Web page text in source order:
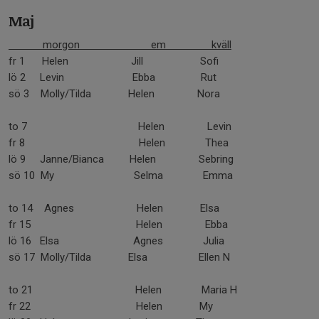
Maj
morgon em kväll
fr 1 Helen Jill Sofi
lö 2 Levin Ebba Rut
sö 3 Molly/Tilda Helen Nora
to 7 Helen Levin
fr 8 Helen Thea
lö 9 Janne/Bianca Helen Sebring
sö 10 My Selma Emma
to 14 Agnes Helen Elsa
fr 15 Helen Ebba
lö 16 Elsa Agnes Julia
sö 17 Molly/Tilda Elsa Ellen N
to 21 Helen Maria H
fr 22 Helen My